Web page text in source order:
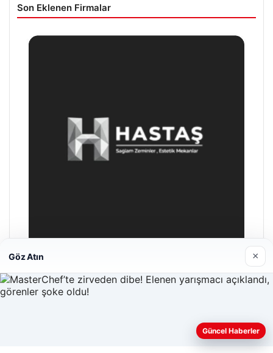
Son Eklenen Firmalar
Prenses Night Club
29/04/2026
Web sitemizi nasıl kullandığınızı daha iyi anlayabilmek,
Göz Atın ×
Güncel Haberler